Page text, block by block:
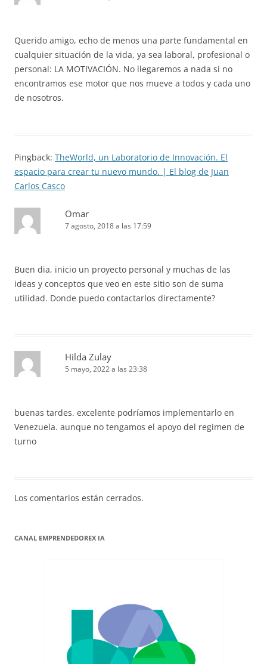
Querido amigo, echo de menos una parte fundamental en
cualquier situación de la vida, ya sea laboral, profesional o
personal: LA MOTIVACIÓN. No llegaremos a nada si no
encontramos ese motor que nos mueve a todos y cada uno
de nosotros.
Pingback: TheWorld, un Laboratorio de Innovación. El
espacio para crear tu nuevo mundo. | El blog de Juan
Carlos Casco
Omar
7 agosto, 2018 a las 17:59
Buen dia, inicio un proyecto personal y muchas de las
ideas y conceptos que veo en este sitio son de suma
utilidad. Donde puedo contactarlos directamente?
Hilda Zulay
5 mayo, 2022 a las 23:38
buenas tardes. excelente podríamos implementarlo en
Venezuela. aunque no tengamos el apoyo del regimen de
turno
Los comentarios están cerrados.
CANAL EMPRENDEDOREX IA